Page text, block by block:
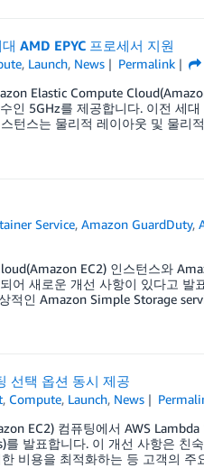
AMD EPYC 프로세서 지원
, Launch, News Permalink
Elastic Compute
인 5GHz를 제공합니다. 이전 세
턴스는 물리적 레이아웃 및 물리
Service,Amazon GuardDuty,
EC2) 인스턴스와
어 새로운 개선 사항이 있다고 발
적인 Amazon Simple Storage
선택 옵션 동시 제공
, Compute, Launch, News
EC2) 컴퓨팅에서 AWS
발표합니다. 이 개선 사항은 친
비용을 최적화하는 등 고객의 주